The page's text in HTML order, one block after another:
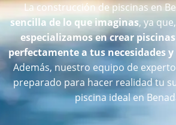
La construcción de piscinas en
sencilla de lo que imaginas, ya
especializamos en crear
perfectamente a tus necesidades
Además, nuestro equipo de
preparado para hacer realidad tu
piscina ideal en